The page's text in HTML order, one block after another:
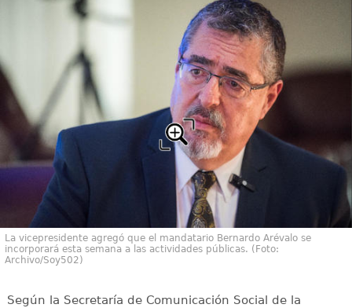
La vicepresidente agregó que el mandatario Bernardo Arévalo se
incorporará esta semana a las actividades públicas. (Foto:
Archivo/Soy502)
Según la Secretaría de Comunicación Social de la